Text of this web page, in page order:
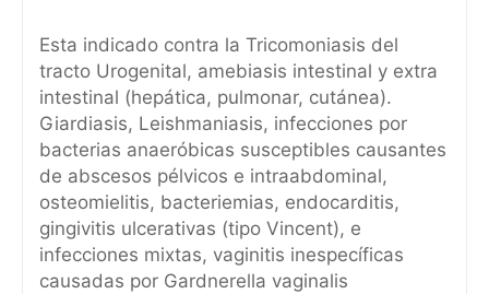
Esta indicado contra la Tricomoniasis del
tracto Urogenital, amebiasis intestinal y extra
intestinal (hepática, pulmonar, cutánea).
Giardiasis, Leishmaniasis, infecciones por
bacterias anaeróbicas susceptibles causantes
de abscesos pélvicos e intraabdominal,
osteomielitis, bacteriemias, endocarditis,
gingivitis ulcerativas (tipo Vincent), e
infecciones mixtas, vaginitis inespecíficas
causadas por Gardnerella vaginalis